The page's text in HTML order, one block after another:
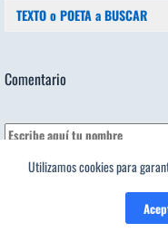
Utilizamos cookies para
Comentario